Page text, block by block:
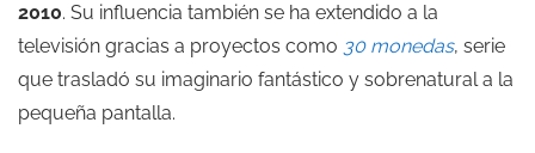
2010. Su influencia también se ha extendido a la
televisión gracias a proyectos como 30 monedas, serie
que trasladó su imaginario fantástico y sobrenatural a la
pequeña pantalla.